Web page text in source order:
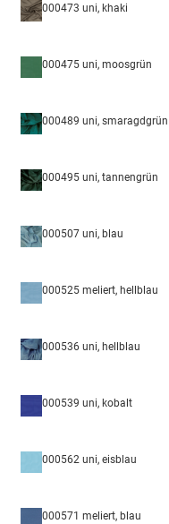
000473 uni, khaki
000475 uni, moosgrün
000489 uni, smaragdgrün
000495 uni, tannengrün
000507 uni, blau
000525 meliert, hellblau
000536 uni, hellblau
000539 uni, kobalt
000562 uni, eisblau
000571 meliert, blau